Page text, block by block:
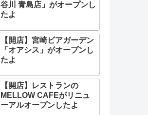
谷川 青島店」がオープンし
たよ
【開店】宮崎ビアガーデン
「オアシス」がオープンし
たよ
【開店】レストランの
MELLOW CAFEがリニュ
ーアルオープンしたよ